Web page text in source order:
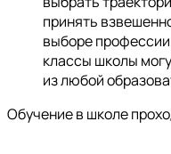
принять
выборе
классы школы
из любой
Обучение в школе